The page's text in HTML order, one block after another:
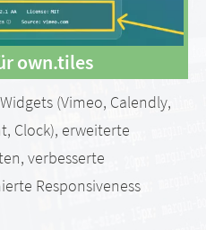
own.tiles
(Vimeo, Calendly,
Clock), erweiterte
verbesserte
Responsiveness